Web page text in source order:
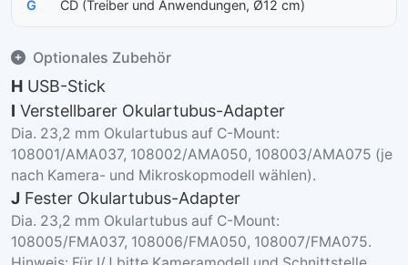
G CD (Treiber und Anwendungen, Ø12 cm)
Optionales Zubehör
H USB-Stick
I Verstellbarer Okulartubus-Adapter
Dia. 23,2 mm Okulartubus auf C-Mount:
108001/AMA037, 108002/AMA050, 108003/AMA075 (je
nach Kamera- und Mikroskopmodell wählen).
J Fester Okulartubus-Adapter
Dia. 23,2 mm Okulartubus auf C-Mount:
108005/FMA037, 108006/FMA050, 108007/FMA075.